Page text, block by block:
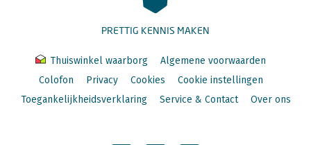
PRETTIG KENNIS MAKEN
Thuiswinkel waarborg
Algemene voorwaarden
Colofon
Privacy Cookies
Cookie instellingen
Toegankelijkheidsverklaring
Service & Contact Over ons